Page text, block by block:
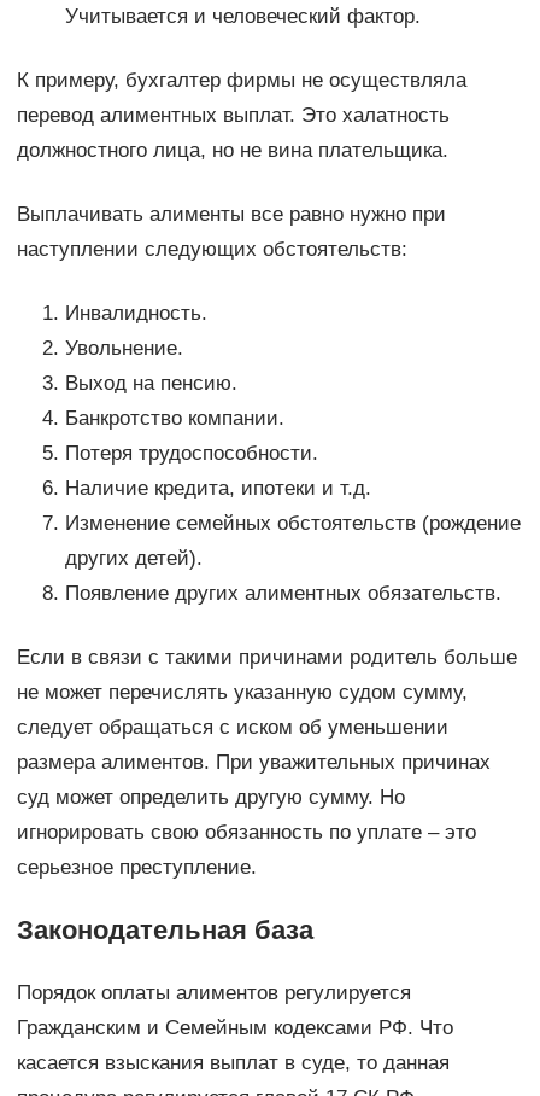
Учитывается и человеческий фактор.
К примеру, бухгалтер фирмы не осуществляла
перевод алиментных выплат. Это халатность
должностного лица, но не вина плательщика.
Выплачивать алименты все равно нужно при
наступлении следующих обстоятельств:
Инвалидность.
Увольнение.
Выход на пенсию.
Банкротство компании.
Потеря трудоспособности.
Наличие кредита, ипотеки и т.д.
Изменение семейных обстоятельств (рождение
других детей).
Появление других алиментных обязательств.
Если в связи с такими причинами родитель больше
не может перечислять указанную судом сумму,
следует обращаться с иском об уменьшении
размера алиментов. При уважительных причинах
суд может определить другую сумму. Но
игнорировать свою обязанность по уплате – это
серьезное преступление.
Законодательная база
Порядок оплаты алиментов регулируется
Гражданским и Семейным кодексами РФ. Что
касается взыскания выплат в суде, то данная